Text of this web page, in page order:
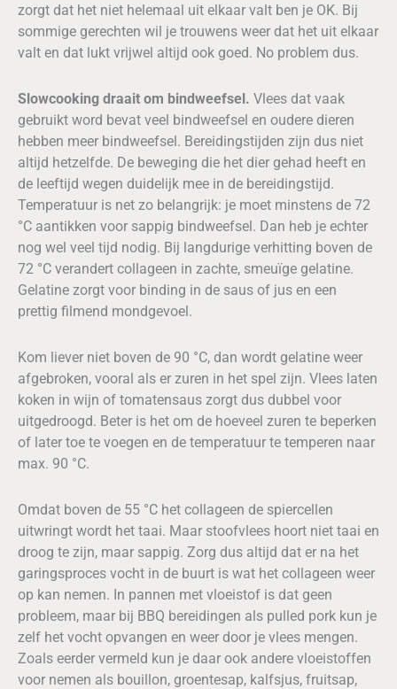
zorgt dat het niet helemaal uit elkaar valt ben je OK. Bij
sommige gerechten wil je trouwens weer dat het uit elkaar
valt en dat lukt vrijwel altijd ook goed. No problem dus.
Slowcooking draait om bindweefsel. Vlees dat vaak
gebruikt word bevat veel bindweefsel en oudere dieren
hebben meer bindweefsel. Bereidingstijden zijn dus niet
altijd hetzelfde. De beweging die het dier gehad heeft en
de leeftijd wegen duidelijk mee in de bereidingstijd.
Temperatuur is net zo belangrijk: je moet minstens de 72
°C aantikken voor sappig bindweefsel. Dan heb je echter
nog wel veel tijd nodig. Bij langdurige verhitting boven de
72 °C verandert collageen in zachte, smeuïge gelatine.
Gelatine zorgt voor binding in de saus of jus en een
prettig filmend mondgevoel.
Kom liever niet boven de 90 °C, dan wordt gelatine weer
afgebroken, vooral als er zuren in het spel zijn. Vlees laten
koken in wijn of tomatensaus zorgt dus dubbel voor
uitgedroogd. Beter is het om de hoeveel zuren te beperken
of later toe te voegen en de temperatuur te temperen naar
max. 90 °C.
Omdat boven de 55 °C het collageen de spiercellen
uitwringt wordt het taai. Maar stoofvlees hoort niet taai en
droog te zijn, maar sappig. Zorg dus altijd dat er na het
garingsproces vocht in de buurt is wat het collageen weer
op kan nemen. In pannen met vloeistof is dat geen
probleem, maar bij BBQ bereidingen als pulled pork kun je
zelf het vocht opvangen en weer door je vlees mengen.
Zoals eerder vermeld kun je daar ook andere vloeistoffen
voor nemen als bouillon, groentesap, kalfsjus, fruitsap,